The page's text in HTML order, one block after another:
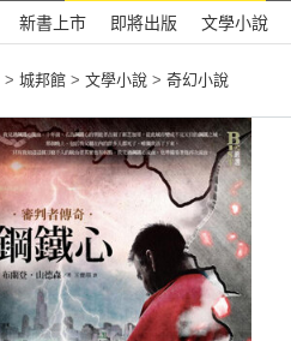
新書上市 即將出版 文學小說
> 城邦館 > 文學小說 > 奇幻小說